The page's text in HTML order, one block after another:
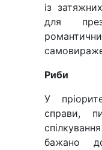
із
для
Риби
У
справи,
бажано